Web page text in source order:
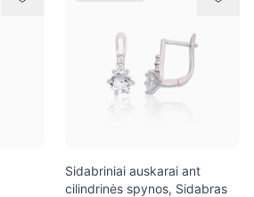
Sidabriniai auskarai ant
cilindrinės spynos, Sidabras